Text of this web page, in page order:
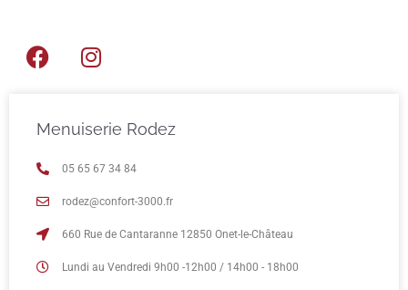
Menuiserie Rodez
05 65 67 34 84
rodez@confort-3000.fr
660 Rue de Cantaranne 12850 Onet-le-Château
Lundi au Vendredi 9h00 -12h00 / 14h00 - 18h00